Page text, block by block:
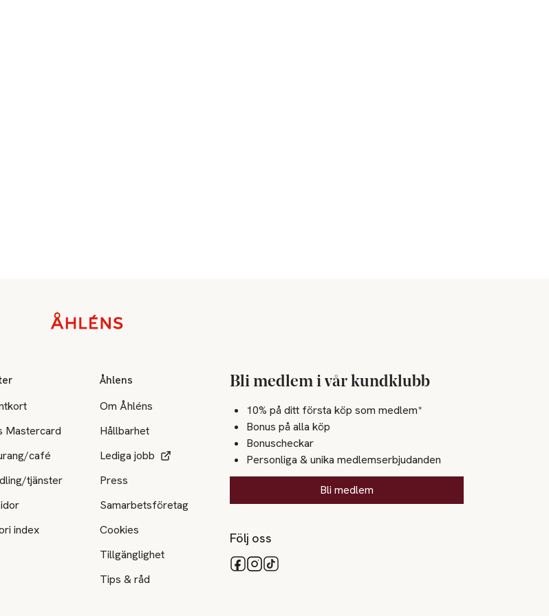
Mastercard
café
tjänster
index
Åhlens
Om Åhléns
Hållbarhet
Lediga jobb
Press
Samarbetsföretag
Cookies
Tillgänglighet
Tips & råd
Bli medlem i vår kundklubb
10% på ditt första köp som medlem*
Bonus på alla köp
Bonuscheckar
Personliga & unika medlemserbjudanden
Bli medlem
Följ oss